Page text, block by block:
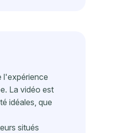
l'expérience
La vidéo est
idéales, que
situés